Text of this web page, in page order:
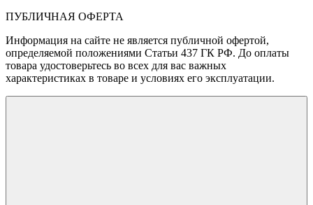
ПУБЛИЧНАЯ ОФЕРТА
Информация на сайте не является публичной офертой,
определяемой положениями Статьи 437 ГК РФ. До оплаты
товара удостоверьтесь во всех для вас важных
характеристиках в товаре и условиях его эксплуатации.